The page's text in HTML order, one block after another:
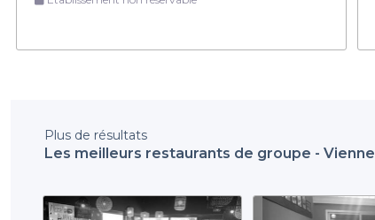
Plus de résultats
Les meilleurs restaurants de groupe - Vienne